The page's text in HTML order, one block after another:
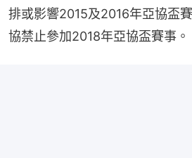
排或影響2015及2016年亞協盃
協禁止參加2018年亞協盃賽事。